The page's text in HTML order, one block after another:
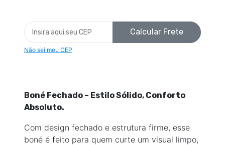
Calcular Frete
Não sei meu CEP
Boné Fechado – Estilo Sólido, Conforto
Absoluto.
Com design fechado e estrutura firme, esse
boné é feito para quem curte um visual limpo,